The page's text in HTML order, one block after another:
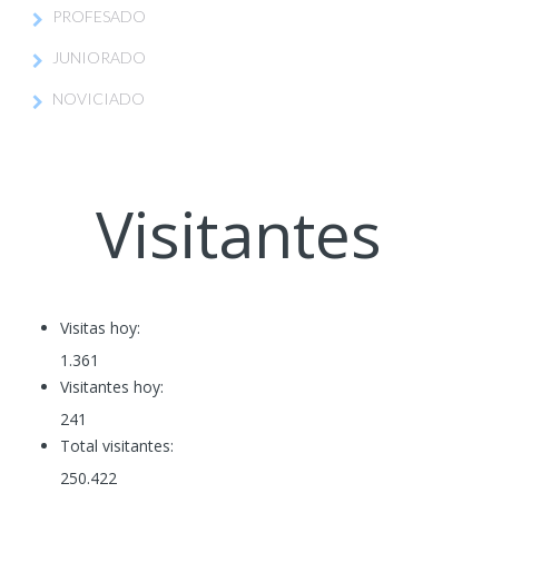
PROFESADO
JUNIORADO
NOVICIADO
Visitantes
Visitas hoy:
1.361
Visitantes hoy:
241
Total visitantes:
250.422